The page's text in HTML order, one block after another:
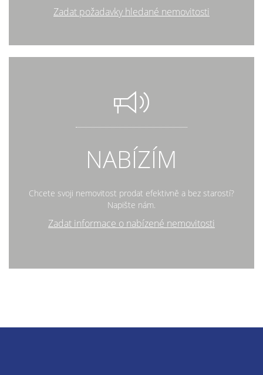
Zadat požadavky hledané nemovitosti
NABÍZÍM
Chcete svoji nemovitost prodat efektivně a bez starostí?
Napište nám.
Zadat informace o nabízené nemovitosti